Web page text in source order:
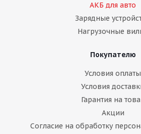
АКБ для авто
Зарядные
Нагрузочные
Покупателю
Условия оплаты
Условия
Гарантия на
Акции
Согласие на обработку